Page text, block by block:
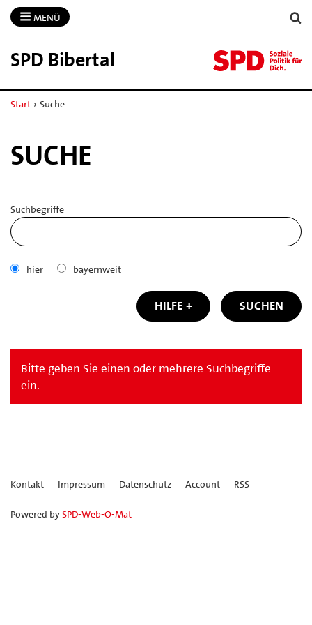
MENÜ
SPD Bibertal
Start › Suche
SUCHE
Suchbegriffe
hier bayernweit
HILFE SUCHEN
Bitte geben Sie einen oder mehrere Suchbegriffe
ein.
Kontakt Impressum Datenschutz Account RSS
Powered bySPD-Web-O-Mat